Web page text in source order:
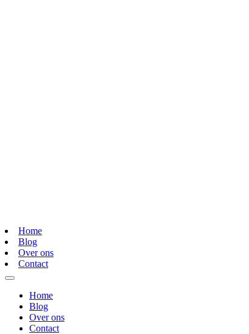
Home
Blog
Over ons
Contact
Home
Blog
Over ons
Contact